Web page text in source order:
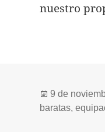
nuestro
Publicado
el
9 de
baratas,